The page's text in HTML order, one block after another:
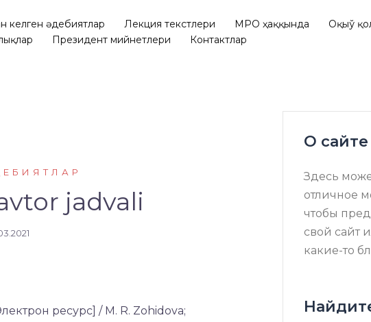
келген әдебиятлар Лекция текстлери МРО ҳаққында
Оқыў
Президент мийнетлери Контактлар
jadvali
ресурс] / M. R. Zohidova;
О сайте
Здесь
отличное
чтобы
свой сайт
какие-то